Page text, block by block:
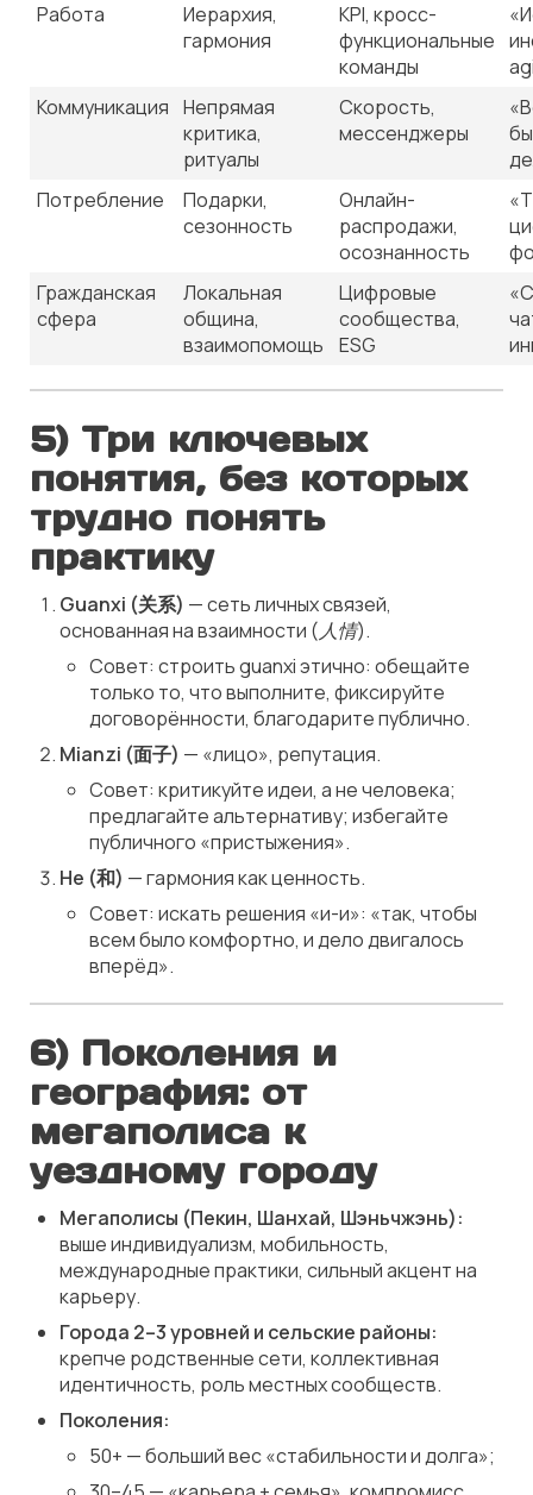
Работа
Иерархия,
гармония
KPI, кросс-
функциональные
команды
Коммуникация Непрямая
критика,
ритуалы
Скорость,
мессенджеры
Потребление
Подарки,
сезонность
Онлайн-
распродажи,
осознанность
Гражданская
сфера
Локальная
община,
взаимопомощь
Цифровые
сообщества,
ESG
5) Три ключевых
понятия, без которых
трудно понять
практику
Guanxi (关系) — сеть личных связей,
основанная на взаимности (人情).
Совет: строитьguanxiэтично: обещайте
только то, что выполните, фиксируйте
договорённости, благодарите публично.
Mianzi (面子) — «лицо», репутация.
Совет: критикуйте идеи, а не человека;
предлагайте альтернативу; избегайте
публичного «пристыжения».
He (和) — гармония как ценность.
Совет: искать решения «и-и»: «так, чтобы
всем было комфортно, и дело двигалось
вперёд».
6) Поколения и
география: от
мегаполиса к
уездному городу
Мегаполисы (Пекин, Шанхай, Шэньчжэнь):
выше индивидуализм, мобильность,
международные практики, сильный акцент на
карьеру.
Города 2–3 уровней и сельские районы:
крепче родственные сети, коллективная
идентичность, роль местных сообществ.
Поколения:
50+ — больший вес «стабильности и долга»;